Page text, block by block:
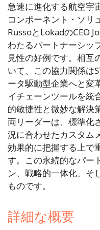
急速に進化する航空宇
コンポーネント・ソリ
RussoとLokadのCEO
わたるパートナーシッ
見性の好例です。相互
いて、この協力関係は
ータ駆動型企業へと変
イチェーンツールを統
的敏捷性と微妙な解決
両リーダーは、標準化
況に合わせたカスタム
効果的に把握する上で
す。この永続的なパー
ン、戦略的一体化、そ
ものです。
詳細な概要